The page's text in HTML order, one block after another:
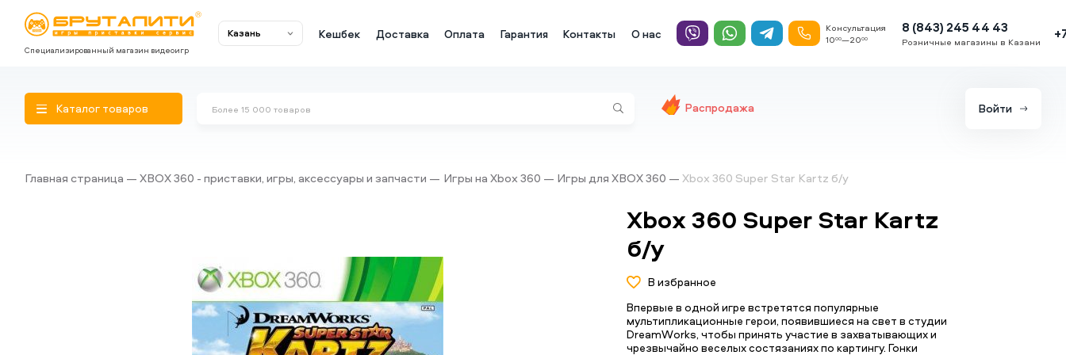
Специализированный магазин видеоигр
Казань Кешбек Доставка Оплата Гарантия Контакты О нас
Консультация
1000—2000
8 (843) 245 44 43
Розничные магазины в Казани
Каталог товаров Распродажа Войти
Главная страница XBOX 360 - приставки, игры, аксессуары и запчасти Игры на Xbox 360 Игры для XBOX 360 Xbox 360 Super Star Kartz б/у
Xbox 360 Super Star Kartz
б/у
В избранное
Впервые в одной игре встретятся популярные
мультипликационные герои, появившиеся на свет в студии
DreamWorks, чтобы принять участие в захватывающих и
чрезвычайно веселых состязаниях по картингу. Гонки